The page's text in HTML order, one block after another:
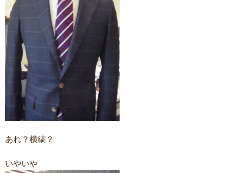
あれ？横縞？
いやいや